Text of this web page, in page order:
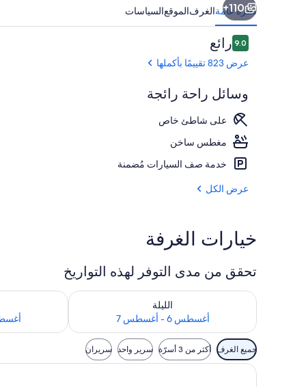
110+
نظرة عامةالغرفالموقعالسياسات
التقييمات
9.09.0 من 10رائع
عرض 823 تقييمًا بأكملها
وسائل راحة رائجة
على شاطئ خاص
مغطس ساخن
خدمة صف السيارات مُضمنة
عرض الكل
خيارات الغرفة
تحقق من مدى التوفر لهذه التواريخ
الليلة
أغسطس 6 - أغسطس 7
تحقق من مدى التوفر لليلة للفترة أغسطس 6 - أغسطس 7
أغسطس 7
تحقق من مدى
عوامل
التصفية
المتاحة
جميع الغرف أكثر من 3 أسرّة سرير واحد سريران